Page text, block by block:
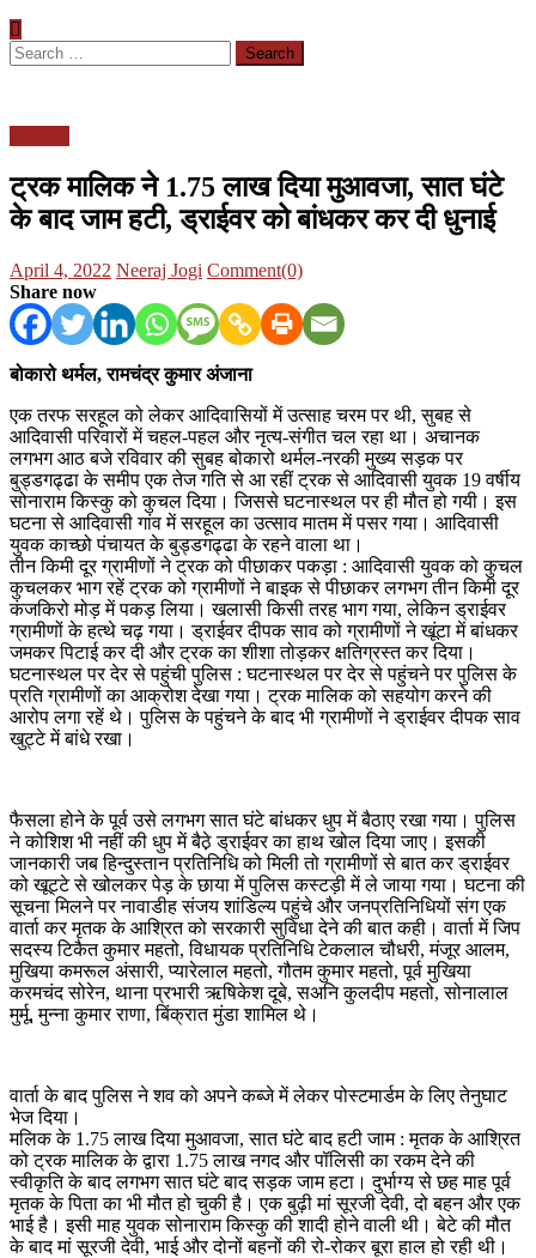
Search
for:
ट्रक मालिक ने 1.75 लाख दिया मुआवजा, सात घंटे
के बाद जाम हटी, ड्राईवर को बांधकर कर दी धुनाई
Posted
on
April 4, 2022 Author
Neeraj Jogi Comment(0)
Share now
बोकारो थर्मल, रामचंद्र कुमार अंजाना
एक तरफ सरहूल को लेकर आदिवासियों में उत्साह चरम पर थी, सुबह से
आदिवासी परिवारों में चहल-पहल और नृत्य-संगीत चल रहा था। अचानक
लगभग आठ बजे रविवार की सुबह बोकारो थर्मल-नरकी मुख्य सड़क पर
बुड्डगढ्ढा के समीप एक तेज गति से आ रहीं ट्रक से आदिवासी युवक 19 वर्षीय
सोनाराम किस्कु को कुचल दिया। जिससे घटनास्थल पर ही मौत हो गयी। इस
घटना से आदिवासी गांव में सरहूल का उत्साव मातम में पसर गया। आदिवासी
युवक काच्छो पंचायत के बुड्डगढ्ढा के रहने वाला था।
तीन किमी दूर ग्रामीणों ने ट्रक को पीछाकर पकड़ा : आदिवासी युवक को कुचल
कुचलकर भाग रहें ट्रक को ग्रामीणों ने बाइक से पीछाकर लगभग तीन किमी दूर
कंजकिरो मोड़ में पकड़ लिया। खलासी किसी तरह भाग गया, लेकिन ड्राईवर
ग्रामीणों के हत्थे चढ़ गया। ड्राईवर दीपक साव को ग्रामीणों ने खूंटा में बांधकर
जमकर पिटाई कर दी और ट्रक का शीशा तोड़कर क्षतिग्रस्त कर दिया।
घटनास्थल पर देर से पहुंची पुलिस : घटनास्थल पर देर से पहुंचने पर पुलिस के
प्रति ग्रामीणों का आक्रोश देखा गया। ट्रक मालिक को सहयोग करने की
आरोप लगा रहें थे। पुलिस के पहुंचने के बाद भी ग्रामीणों ने ड्राईवर दीपक साव
खुट्टे में बांधे रखा।
फैसला होने के पूर्व उसे लगभग सात घंटे बांधकर धुप में बैठाए रखा गया। पुलिस
ने कोशिश भी नहीं की धुप में बैठे़ ड्राईवर का हाथ खोल दिया जाए। इसकी
जानकारी जब हिन्दुस्तान प्रतिनिधि को मिली तो ग्रामीणों से बात कर ड्राईवर
को खूट्टे से खोलकर पेड़ के छाया में पुलिस कस्टड़ी में ले जाया गया। घटना की
सूचना मिलने पर नावाडीह संजय शांडिल्य पहुंचे और जनप्रतिनिधियों संग एक
वार्ता कर मृतक के आश्रित को सरकारी सुविधा देने की बात कही। वार्ता में जिप
सदस्य टिकैत कुमार महतो, विधायक प्रतिनिधि टेकलाल चौधरी, मंजूर आलम,
मुखिया कमरूल अंसारी, प्यारेलाल महतो, गौतम कुमार महतो, पूर्व मुखिया
करमचंद सोरेन, थाना प्रभारी ऋषिकेश दूबे, सअनि कुलदीप महतो, सोनालाल
मुर्मू, मुन्ना कुमार राणा, बिंक्रात मुंडा शामिल थे।
वार्ता के बाद पुलिस ने शव को अपने कब्जे में लेकर पोस्टमार्डम के लिए तेनुघाट
भेज दिया।
मलिक के 1.75 लाख दिया मुआवजा, सात घंटे बाद हटी जाम : मृतक के आश्रित
को ट्रक मालिक के द्वारा 1.75 लाख नगद और पॉलिसी का रकम देने की
स्वीकृति के बाद लगभग सात घंटे बाद सड़क जाम हटा। दुर्भाग्य से छह माह पूर्व
मृतक के पिता का भी मौत हो चुकी है। एक बुढ़ी मां सूरजी देवी, दो बहन और एक
भाई है। इसी माह युवक सोनाराम किस्कु की शादी होने वाली थी। बेटे की मौत
के बाद मां सूरजी देवी, भाई और दोनों बहनों की रो-रोकर बूरा हाल हो रही थी।